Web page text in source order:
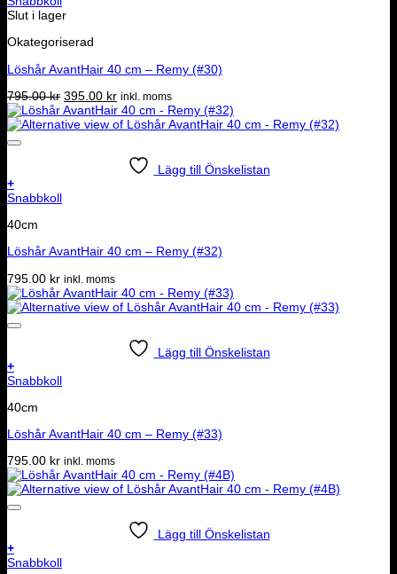
Slut i lager
Okategoriserad
Löshår AvantHair 40 cm – Remy (#30)
795.00kr Det
ursprungliga
priset
395.00 krDet
nuvarande
priset
inkl. moms
Lägg till Önskelistan
+
Snabbkoll
40cm
Löshår AvantHair 40 cm – Remy (#32)
795.00 kr inkl. moms
Lägg till Önskelistan
+
Snabbkoll
40cm
Löshår AvantHair 40 cm – Remy (#33)
795.00 kr inkl. moms
Lägg till Önskelistan
+
Snabbkoll